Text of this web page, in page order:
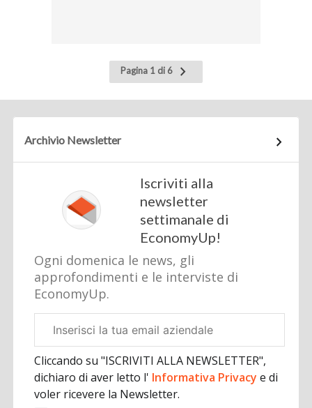
Pagina 1 di 6
Pagina
successiva
Archivio Newsletter
Iscriviti alla
newsletter
settimanale di
EconomyUp!
Ogni domenica le news, gli
approfondimenti e le interviste di
EconomyUp.
aziendale
Cliccando su "ISCRIVITI ALLA NEWSLETTER",
dichiaro di aver letto l' Informativa Privacye di
voler ricevere la Newsletter.